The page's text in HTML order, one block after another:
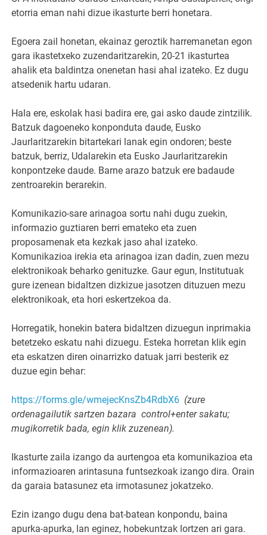
etorria eman nahi dizue ikasturte berri honetara.
Egoera zail honetan, ekainaz geroztik harremanetan egon
gara ikastetxeko zuzendaritzarekin, 20-21 ikasturtea
ahalik eta baldintza onenetan hasi ahal izateko. Ez dugu
atsedenik hartu udaran.
Hala ere, eskolak hasi badira ere, gai asko daude zintzilik.
Batzuk dagoeneko konponduta daude, Eusko
Jaurlaritzarekin bitartekari lanak egin ondoren; beste
batzuk, berriz, Udalarekin eta Eusko Jaurlaritzarekin
konpontzeke daude. Barne arazo batzuk ere badaude
zentroarekin berarekin.
Komunikazio-sare arinagoa sortu nahi dugu zuekin,
informazio guztiaren berri emateko eta zuen
proposamenak eta kezkak jaso ahal izateko.
Komunikazioa irekia eta arinagoa izan dadin, zuen mezu
elektronikoak beharko genituzke. Gaur egun, Institutuak
gure izenean bidaltzen dizkizue jasotzen dituzuen mezu
elektronikoak, eta hori eskertzekoa da.
Horregatik, honekin batera bidaltzen dizuegun inprimakia
betetzeko eskatu nahi dizuegu. Esteka horretan klik egin
eta eskatzen diren oinarrizko datuak jarri besterik ez
duzue egin behar:
https://forms.gle/wmejecKnsZb4RdbX6 (zure
ordenagailutik sartzen bazara control+enter sakatu;
mugikorretik bada, egin klik zuzenean).
Ikasturte zaila izango da aurtengoa eta komunikazioa eta
informazioaren arintasuna funtsezkoak izango dira. Orain
da garaia batasunez eta irmotasunez jokatzeko.
Ezin izango dugu dena bat-batean konpondu, baina
apurka-apurka, lan eginez, hobekuntzak lortzen ari gara.